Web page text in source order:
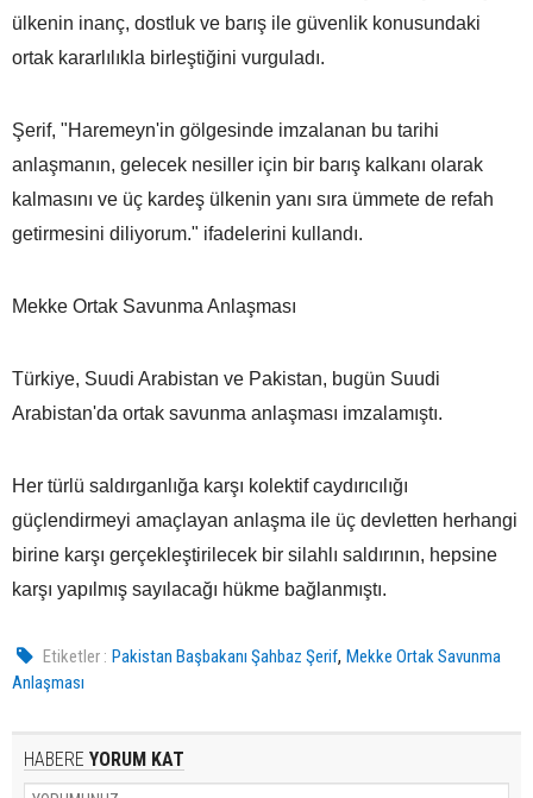
ülkenin inanç, dostluk ve barış ile güvenlik konusundaki
ortak kararlılıkla birleştiğini vurguladı.
Şerif, "Haremeyn'in gölgesinde imzalanan bu tarihi
anlaşmanın, gelecek nesiller için bir barış kalkanı olarak
kalmasını ve üç kardeş ülkenin yanı sıra ümmete de refah
getirmesini diliyorum." ifadelerini kullandı.
Mekke Ortak Savunma Anlaşması
Türkiye, Suudi Arabistan ve Pakistan, bugün Suudi
Arabistan'da ortak savunma anlaşması imzalamıştı.
Her türlü saldırganlığa karşı kolektif caydırıcılığı
güçlendirmeyi amaçlayan anlaşma ile üç devletten herhangi
birine karşı gerçekleştirilecek bir silahlı saldırının, hepsine
karşı yapılmış sayılacağı hükme bağlanmıştı.
Etiketler : Pakistan Başbakanı Şahbaz Şerif,Mekke Ortak Savunma
Anlaşması
HABERE YORUM KAT